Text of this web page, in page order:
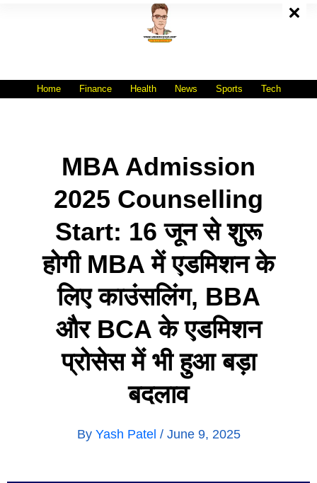
Home Finance Health News Sports Tech
MBA Admission
2025 Counselling
Start: 16 जून से शुरू
होगी MBA में एडमिशन के
लिए काउंसलिंग, BBA
और BCA के एडमिशन
प्रोसेस में भी हुआ बड़ा
बदलाव
By Yash Patel / June 9, 2025